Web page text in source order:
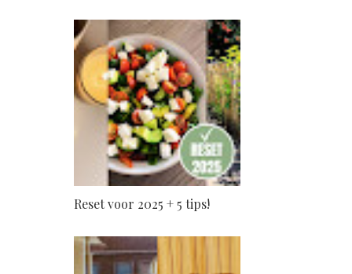
Reset voor 2025 + 5 tips!